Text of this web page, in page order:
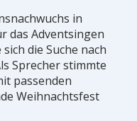
in
das Adventsingen
die Suche nach
Sprecher stimmte
passenden
Weihnachtsfest